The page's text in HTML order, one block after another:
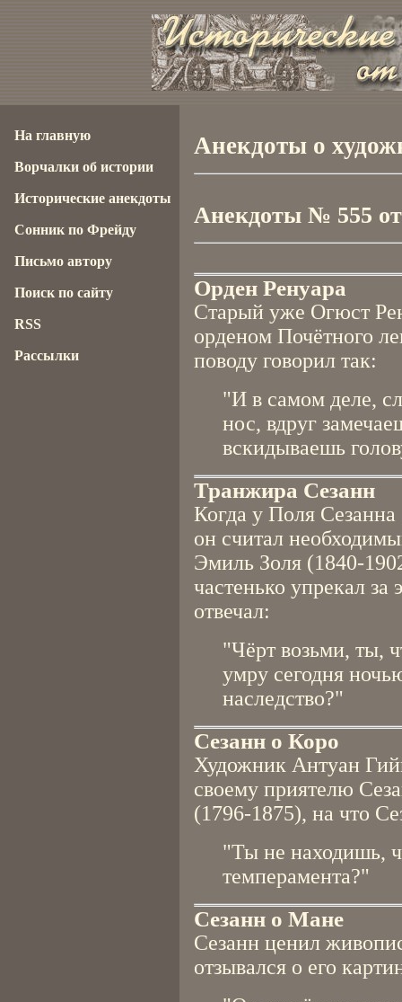
Анекдоты о
Анекдоты № 555 от
Орден Ренуара
Старый уже Огюст
орденом Почётного
поводу говорил так:
"И в самом деле,
нос, вдруг
вскидываешь
Транжира Сезанн
Когда у Поля
он считал
Эмиль Золя (1840-
частенько упрекал
отвечал:
"Чёрт возьми, ты,
умру сегодня
наследство?"
Сезанн о Коро
Художник Антуан
своему приятелю
(1796-1875), на что
"Ты не находишь,
темперамента?"
Сезанн о Мане
Сезанн ценил
отзывался о его
На главную
Ворчалки об истории
Исторические анекдоты
Сонник по Фрейду
Письмо автору
Поиск по сайту
RSS
Рассылки